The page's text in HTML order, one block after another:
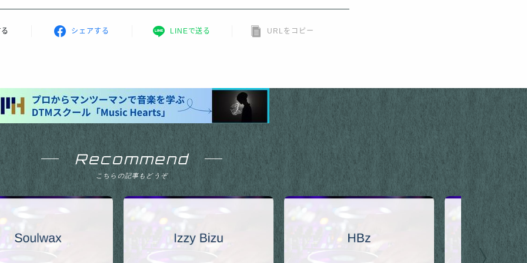
シェアする LINEで送る URLをコピー
Recommend
こちらの記事もどうぞ